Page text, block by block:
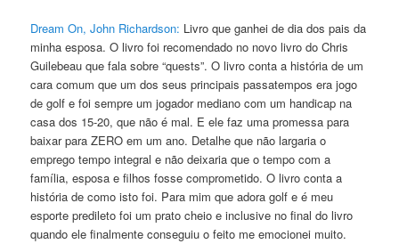
Dream On, John Richardson: Livro que ganhei de dia dos pais da
minha esposa. O livro foi recomendado no novo livro do Chris
Guilebeau que fala sobre “quests”. O livro conta a história de um
cara comum que um dos seus principais passatempos era jogo
de golf e foi sempre um jogador mediano com um handicap na
casa dos 15-20, que não é mal. E ele faz uma promessa para
baixar para ZERO em um ano. Detalhe que não largaria o
emprego tempo integral e não deixaria que o tempo com a
família, esposa e filhos fosse comprometido. O livro conta a
história de como isto foi. Para mim que adora golf e é meu
esporte predileto foi um prato cheio e inclusive no final do livro
quando ele finalmente conseguiu o feito me emocionei muito.